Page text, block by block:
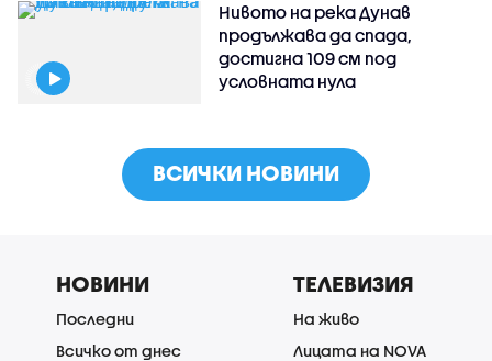
Нивото на река Дунав
продължава да спада,
достигна 109 см под
условната нула
ВСИЧКИ НОВИНИ
НОВИНИ
Последни
Всичко от днес
ТЕЛЕВИЗИЯ
На живо
Лицата на NOVA